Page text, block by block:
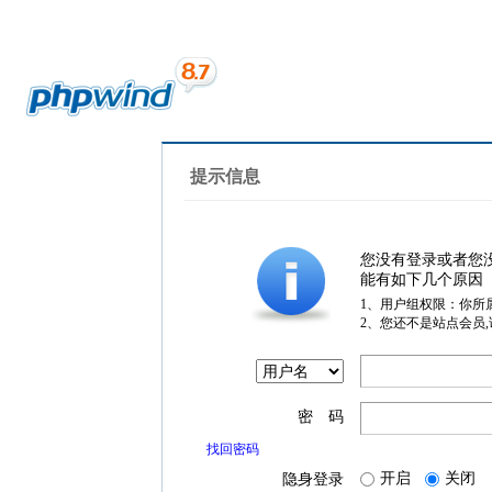
提示信息
您没有登录或者您
能有如下几个原因
1、用户组权限：你所
2、您还不是站点会员
密 码
找回密码
隐身登录 开启 关闭